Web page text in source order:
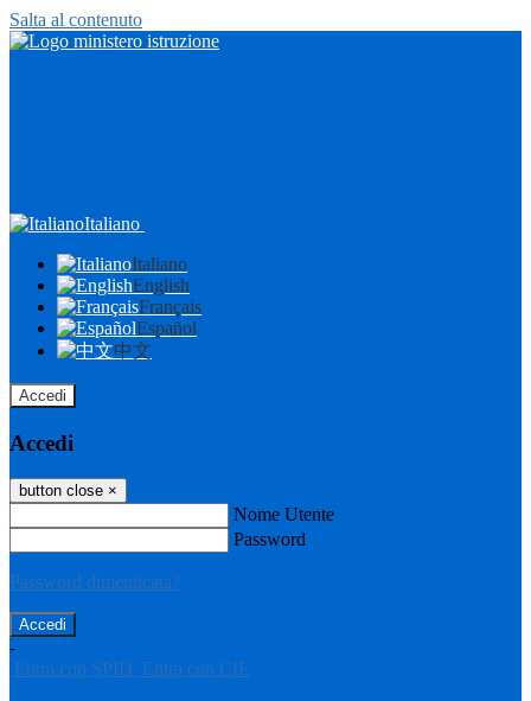
Salta al contenuto
Italiano
Italiano
English
Français
Español
中文
Accedi
Accedi
button close ×
Nome Utente
Password
Password dimenticata?
-
Entra con SPID Entra con CIE